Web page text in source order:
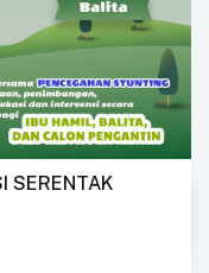
SERENTAK